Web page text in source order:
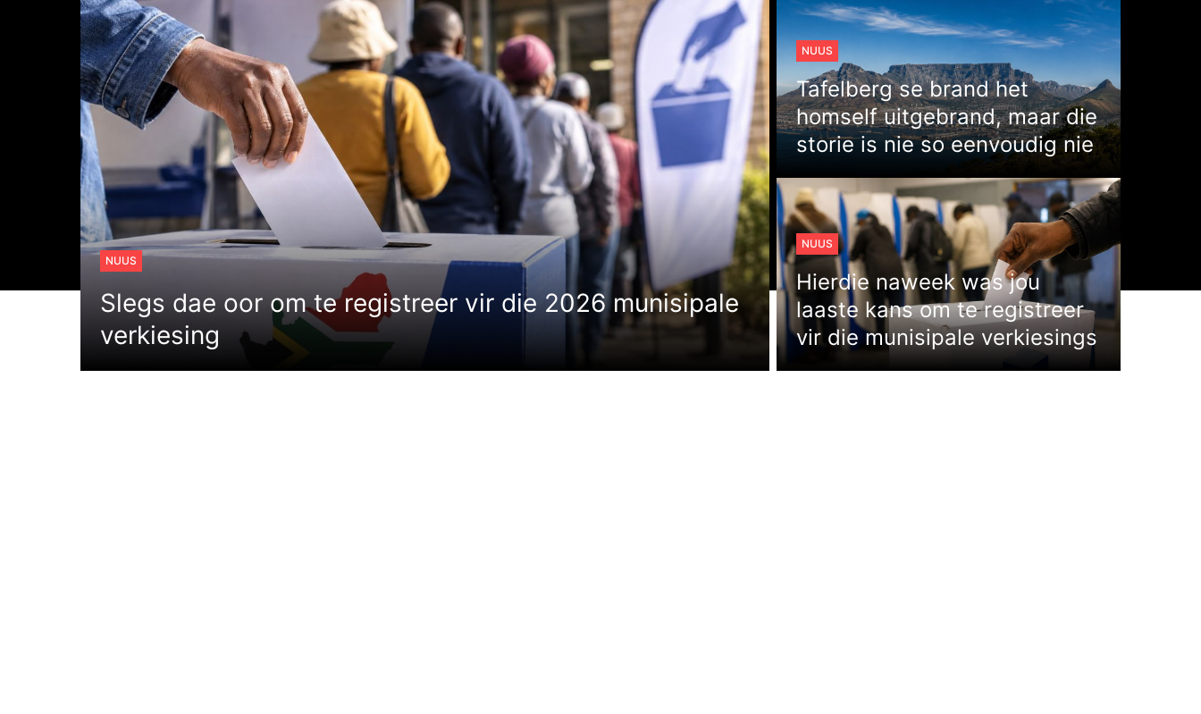
NUUS
Slegs dae oor om te registreer vir die 2026 munisipale
verkiesing
NUUS
Tafelberg se brand het
homself uitgebrand, maar die
storie is nie so eenvoudig nie
NUUS
Hierdie naweek was jou
laaste kans om te registreer
vir die munisipale verkiesings